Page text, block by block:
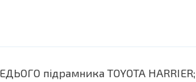
підрамника TOYOTA HARRIER;